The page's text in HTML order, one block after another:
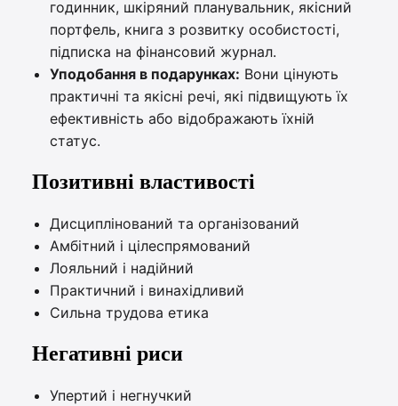
годинник, шкіряний планувальник, якісний
портфель, книга з розвитку особистості,
підписка на фінансовий журнал.
Уподобання в подарунках: Вони цінують
практичні та якісні речі, які підвищують їх
ефективність або відображають їхній
статус.
Позитивні властивості
Дисциплінований та організований
Амбітний і цілеспрямований
Лояльний і надійний
Практичний і винахідливий
Сильна трудова етика
Негативні риси
Упертий і негнучкий